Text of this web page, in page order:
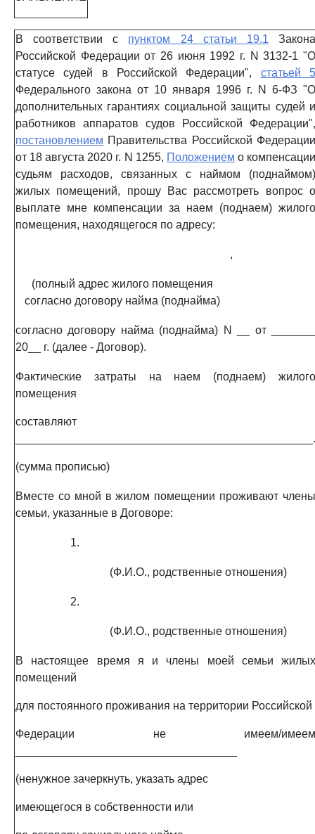
В соответствии с пунктом 24 статьи 19.1
Российской Федерации от 26 июня 1992 г. N 3132-1 "О
статусе судей в Российской Федерации", статьей
Федерального закона от 10 января 1996 г. N 6-ФЗ "О
дополнительных гарантиях социальной защиты судей и
работников аппаратов судов Российской Федерации",
постановлением Правительства Российской Федерации
от 18 августа 2020 г. N 1255, Положением о
судьям расходов, связанных с наймом (поднаймом)
жилых помещений, прошу Вас рассмотреть вопрос о
выплате мне компенсации за наем (поднаем) жилого
помещения, находящегося по адресу:
,
(полный адрес жилого помещения
согласно договору найма (поднайма)
согласно договору найма (поднайма) N __ от _______
20__ г. (далее - Договор).
Фактические затраты на наем (поднаем) жилого
помещения
составляют
_______________________________________________.
(сумма прописью)
Вместе со мной в жилом помещении проживают члены
семьи, указанные в Договоре:
1.
(Ф.И.О., родственные отношения)
2.
(Ф.И.О., родственные отношения)
В настоящее время я и члены моей семьи жилых
помещений
для постоянного проживания на территории Российской
Федерации не имеем/имеем
(ненужное зачеркнуть, указать адрес
имеющегося в собственности или